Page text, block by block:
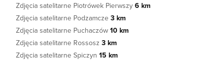
Zdjęcia satelitarne Piotrówek Pierwszy 6 km
Zdjęcia satelitarne Podzamcze 3 km
Zdjęcia satelitarne Puchaczów 10 km
Zdjęcia satelitarne Rossosz 3 km
Zdjęcia satelitarne Spiczyn 15 km